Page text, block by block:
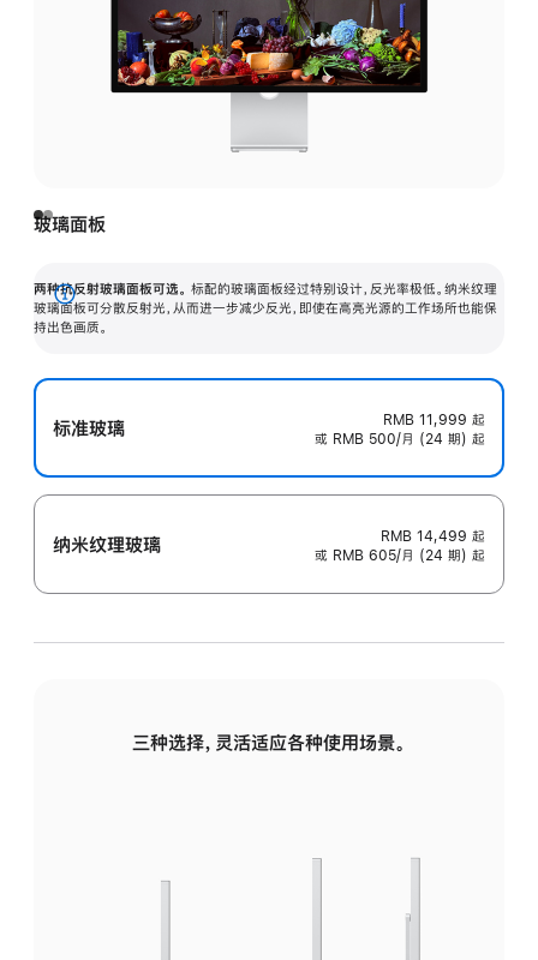
玻璃面板
两种抗反射玻璃面板可选。 标配的玻璃面板经过特别设计，反光率极低。纳米纹理
玻璃面板可分散反射光，从而进一步减少反光，即使在高亮光源的工作场所也能保
持出色画质。
展
开
标准玻璃 RMB 11,999 起
或 RMB 500/月 (24 期) 起
纳米纹理玻璃 RMB 14,499 起
或 RMB 605/月 (24 期) 起
三种选择，灵活适应各种使用场景。